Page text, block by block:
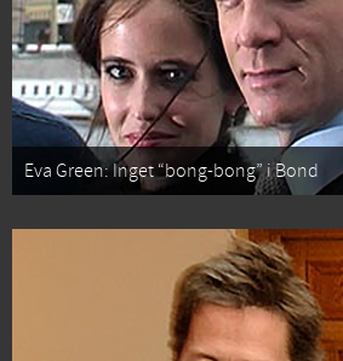
Eva Green: Inget “bong-bong” i Bond